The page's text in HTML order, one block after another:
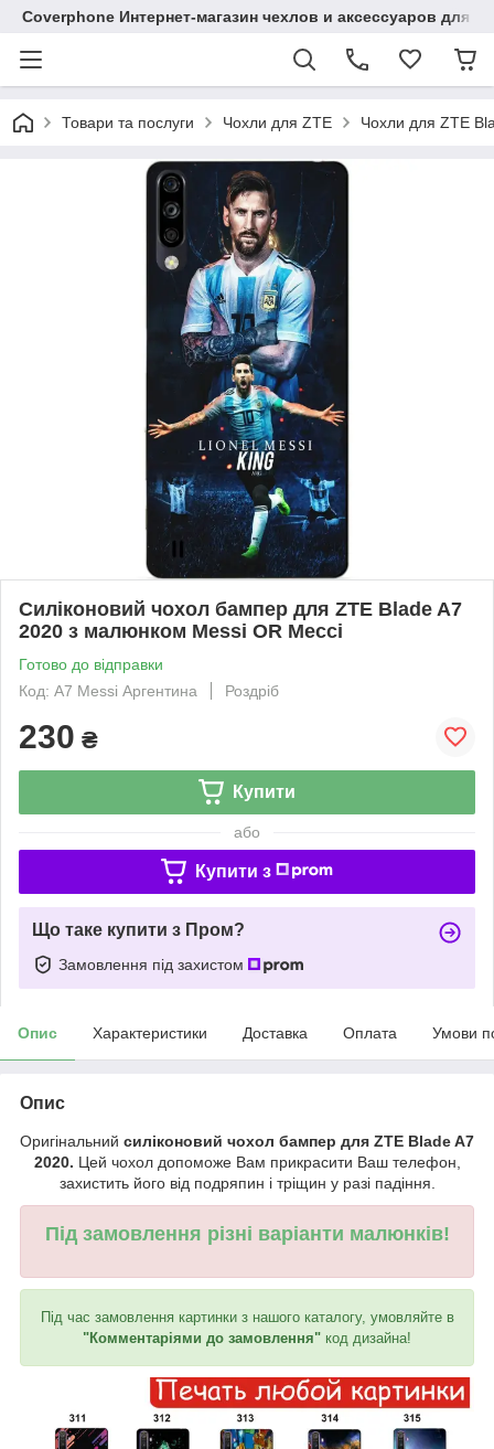
Coverphone Интернет-магазин чехлов и аксессуаров для
Товари та послуги Чохли для ZTE Чохли для ZTE
Силіконовий чохол бампер для ZTE Blade A7
2020 з малюнком Messi OR Мессі
Готово до відправки
Код: A7 Messi Аргентина
Роздріб
230 ₴
Купити
або
Купити з
Що таке купити з Пром?
Замовлення під захистом
Опис Характеристики Доставка Оплата Умови
Опис
Оригінальний силіконовий чохол бампер для ZTE Blade A7
2020. Цей чохол допоможе Вам прикрасити Ваш телефон,
захистить його від подряпин і тріщин у разі падіння.
Під замовлення різні варіанти малюнків!
Під час замовлення картинки з нашого каталогу, умовляйте в
"Комментаріями до замовлення" код дизайна!